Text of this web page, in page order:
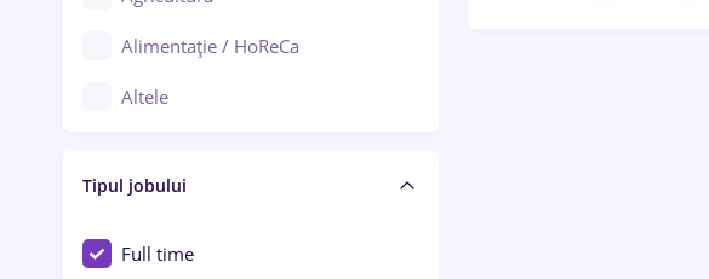
Ploiești
Arad
Alimentație / HoReCa
Altele
Asigurări
Au pair / Babysitter / Curățenie
Tipul jobului
Full time